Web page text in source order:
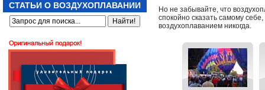
СТАТЬИ О ВОЗДУХОПЛАВАНИИ
Но не забывайте, что
спокойно сказать самому
воздухоплаванием никогда.